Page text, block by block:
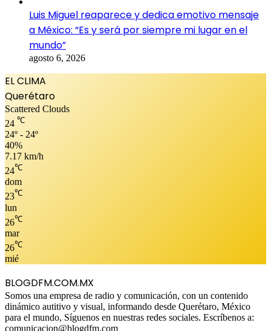
Luis Miguel reaparece y dedica emotivo mensaje
a México: “Es y será por siempre mi lugar en el
mundo”
agosto 6, 2026
EL CLIMA
Querétaro
Scattered Clouds
24 ℃
24º - 24º
40%
7.17 km/h
24℃
dom
23℃
lun
26℃
mar
26℃
mié
BLOGDFM.COM.MX
Somos una empresa de radio y comunicación, con un contenido
dinámico autitivo y visual, informando desde Querétaro, México
para el mundo, Síguenos en nuestras redes sociales. Escríbenos a:
comunicacion@blogdfm.com